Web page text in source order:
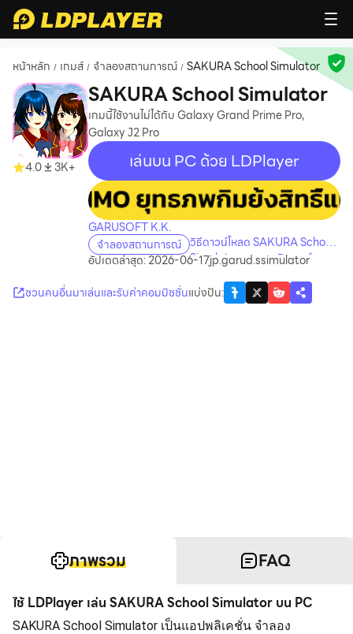
หน้าหลัก / เกมส์ / จำลองสถานการณ์ / SAKURA School Simulator
4.0 3K+
SAKURA School Simulator
เกมนี้ใช้งานไม่ได้กับ Galaxy Grand Prime Pro,
Galaxy J2 Pro
เล่นบน PC ด้วย LDPlayer
recommend
GARUSOFT K.K.
จำลองสถานการณ์ วิธีดาวน์โหลด SAKURA School
Simulator บนคอมพิวเตอร์
อัปเดตล่าสุด: 2026-06-17jp.garud.ssimulator
ชวนคนอื่นมาเล่นและรับค่าคอมมิชชั่นแบ่งปัน:
ภาพรวม FAQ
ใช้ LDPlayer เล่น SAKURA School Simulator บน PC
SAKURA School Simulator เป็นแอปพลิเคชั่น จำลอง